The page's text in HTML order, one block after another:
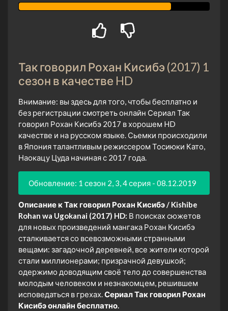
Так говорил Рохан Кисибэ (2017) 1
сезон в качестве HD
Внимание: вы здесь для того, чтобы бесплатно и
без регистрации смотреть онлайн Сериал Так
говорил Рохан Кисибэ 2017 в хорошем HD
качестве и на русском языке. Сьемки происходили
в Япония талантливым режиссером Тосиюки Като,
Наокацу Цуда начиная с 2017 года.
Обновление: 1 сезон 2, 3, 4 серия - 08.12.2019
Описание к Так говорил Рохан Кисибэ / Kishibe
Rohan wa Ugokanai (2017) HD: В поисках сюжетов
для новых произведений мангака Рохан Кисибэ
сталкивается со всевозможными странными
вещами: загадочной деревней, все жители которой
стали миллионерами; призрачной девушкой;
одержимо доводящим своё тело до совершенства
молодым человеком и незнакомцем, решившем
исповедаться в грехах.Сериал Так говорил Рохан
Кисибэ онлайн бесплатно.